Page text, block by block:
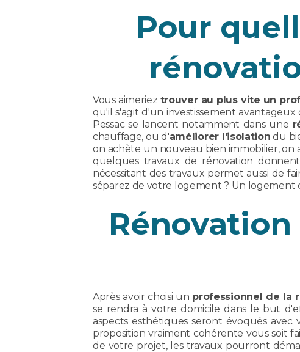
Pour
Vous aimeriez trouver au plus vite un
qu'il s'agit d'un investissement
Pessac se lancent notamment dans une
chauffage, ou d'améliorer l'isolation du
on achète un nouveau bien immobilier, on
quelques travaux de rénovation
nécessitant des travaux permet aussi de
séparez de votre logement ? Un logement
Rénovation
Après avoir choisi un professionnel de la
se rendra à votre domicile dans le but
aspects esthétiques seront évoqués
proposition vraiment cohérente vous soit
de votre projet, les travaux pourront